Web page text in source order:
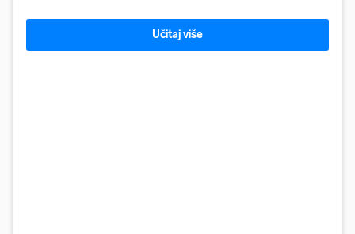
Učitaj više